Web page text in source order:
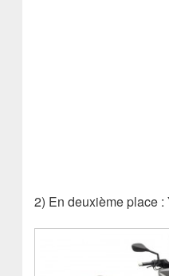
2) En deuxième place :